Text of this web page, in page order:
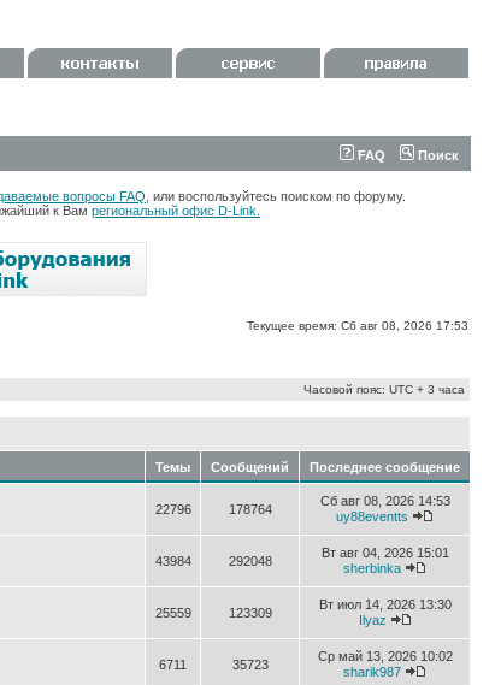
FAQ Поиск
вопросы FAQ , или воспользуйтесь поиском по форуму.
к Вам региональный офис D-Link.
Текущее время: Сб авг 08, 2026 17:53
Часовой пояс: UTC + 3 часа
Темы Сообщений Последнее сообщение
22796 178764
Сб авг 08, 2026 14:53
uy88eventts
43984 292048
Вт авг 04, 2026 15:01
sherbinka
25559 123309
Вт июл 14, 2026 13:30
Ilyaz
6711 35723
Ср май 13, 2026 10:02
sharik987